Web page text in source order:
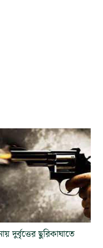
দুর্বৃত্তের ছুরিকাঘাতে